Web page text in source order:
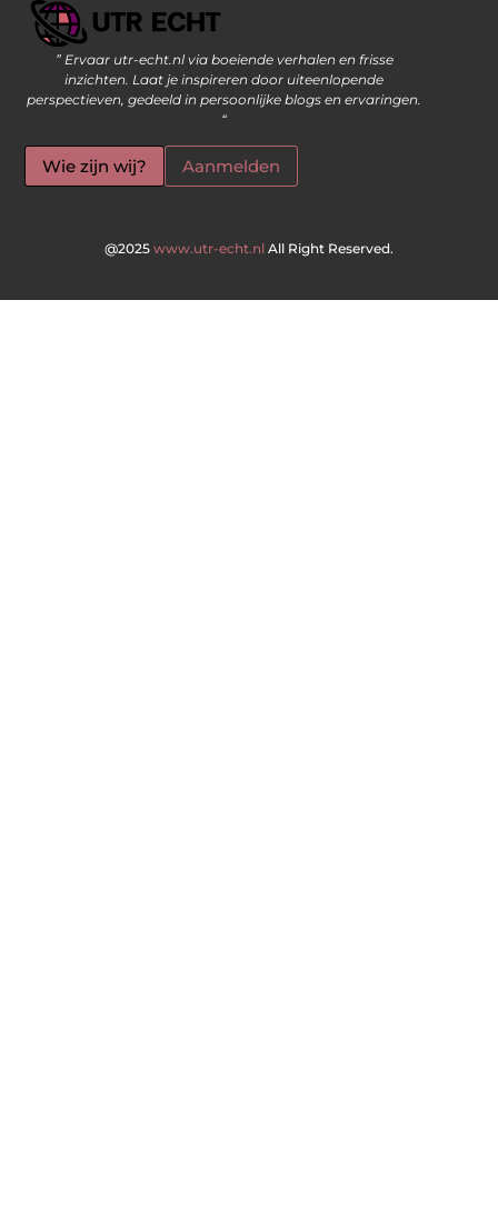
” Ervaar utr-echt.nl via boeiende verhalen en frisse
inzichten. Laat je inspireren door uiteenlopende
perspectieven, gedeeld in persoonlijke blogs en ervaringen.
“
Wie zijn wij? Aanmelden
@2025 www.utr-echt.nl All Right Reserved.